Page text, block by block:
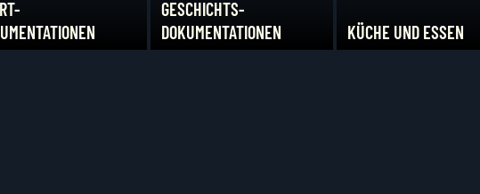
GESCHICHTS-
DOKUMENTATIONEN
KÜCHE UND ESSEN